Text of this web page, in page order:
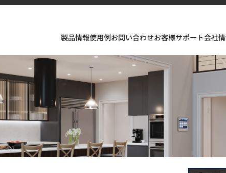
製品情報使用例お問い合わせお客様サポート会社
が織りなすインスピレーションあふれる空間とデザ
ソリッドサーフェス、TERACANTO ポーセリン、そ